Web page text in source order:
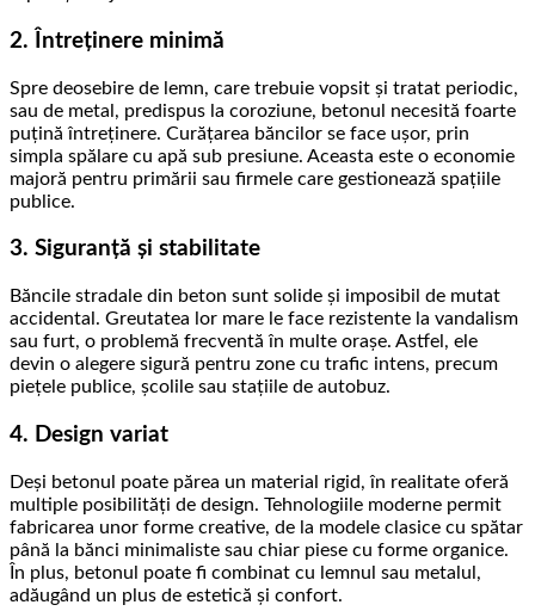
2. Întreținere minimă
Spre deosebire de lemn, care trebuie vopsit și tratat periodic,
sau de metal, predispus la coroziune, betonul necesită foarte
puțină întreținere. Curățarea băncilor se face ușor, prin
simpla spălare cu apă sub presiune. Aceasta este o economie
majoră pentru primării sau firmele care gestionează spațiile
publice.
3. Siguranță și stabilitate
Băncile stradale din beton sunt solide și imposibil de mutat
accidental. Greutatea lor mare le face rezistente la vandalism
sau furt, o problemă frecventă în multe orașe. Astfel, ele
devin o alegere sigură pentru zone cu trafic intens, precum
piețele publice, școlile sau stațiile de autobuz.
4. Design variat
Deși betonul poate părea un material rigid, în realitate oferă
multiple posibilități de design. Tehnologiile moderne permit
fabricarea unor forme creative, de la modele clasice cu spătar
până la bănci minimaliste sau chiar piese cu forme organice.
În plus, betonul poate fi combinat cu lemnul sau metalul,
adăugând un plus de estetică și confort.